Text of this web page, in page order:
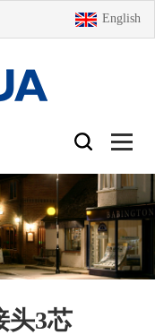
English
头3芯